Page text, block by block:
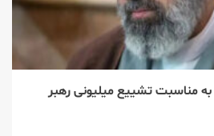
به مناسبت تشییع میلیونی رهبر